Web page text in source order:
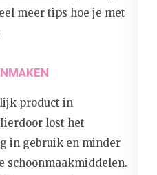
meer tips hoe je met
product in
lost het
in gebruik en minder
schoonmaakmiddelen.